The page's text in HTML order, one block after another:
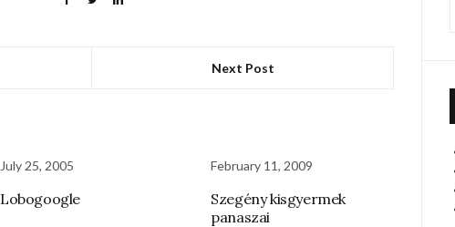
Next Post
July 25, 2005
Lobogoogle
February 11, 2009
Szegény kisgyermek
panaszai